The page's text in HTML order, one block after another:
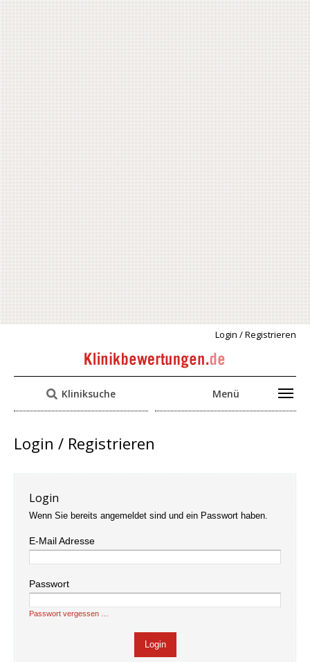
Login / Registrieren
Kliniksuche Menü
Login / Registrieren
Login
Wenn Sie bereits angemeldet sind und ein Passwort haben.
E-Mail Adresse
Passwort
Passwort vergessen …